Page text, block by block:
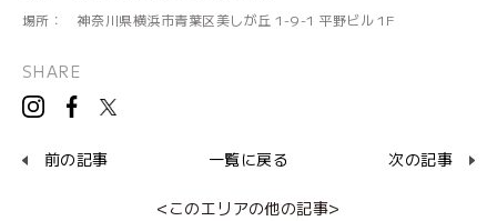
場所：
神奈川県横浜市青葉区美しが丘 1-9-1 平野ビル 1F
SHARE
前の記事 一覧に戻る 次の記事
<このエリアの他の記事>